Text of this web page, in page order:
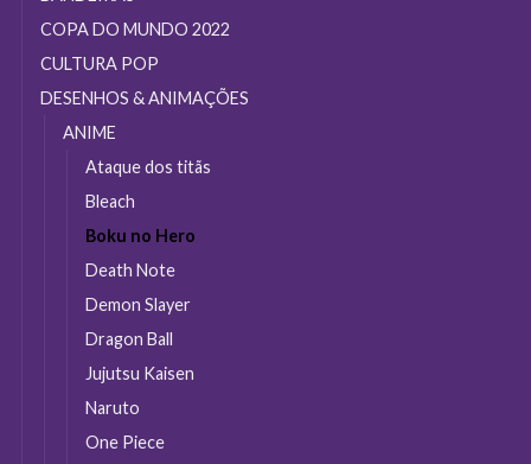
COPA DO MUNDO 2022
CULTURA POP
DESENHOS & ANIMAÇÕES
ANIME
Ataque dos titãs
Bleach
Boku no Hero
Death Note
Demon Slayer
Dragon Ball
Jujutsu Kaisen
Naruto
One Piece